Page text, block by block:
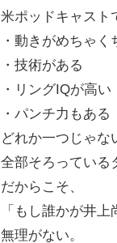
米ポッドキャスト
・動きがめちゃく
・技術がある
・リングIQが高い
・パンチ力もある
どれか一つじゃな
全部そろっている
だからこそ、
「もし誰かが井
無理がない。